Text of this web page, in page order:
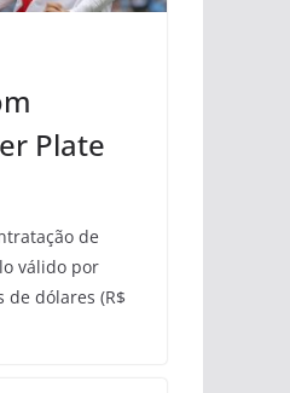
Plate
de
válido por
dólares (R$